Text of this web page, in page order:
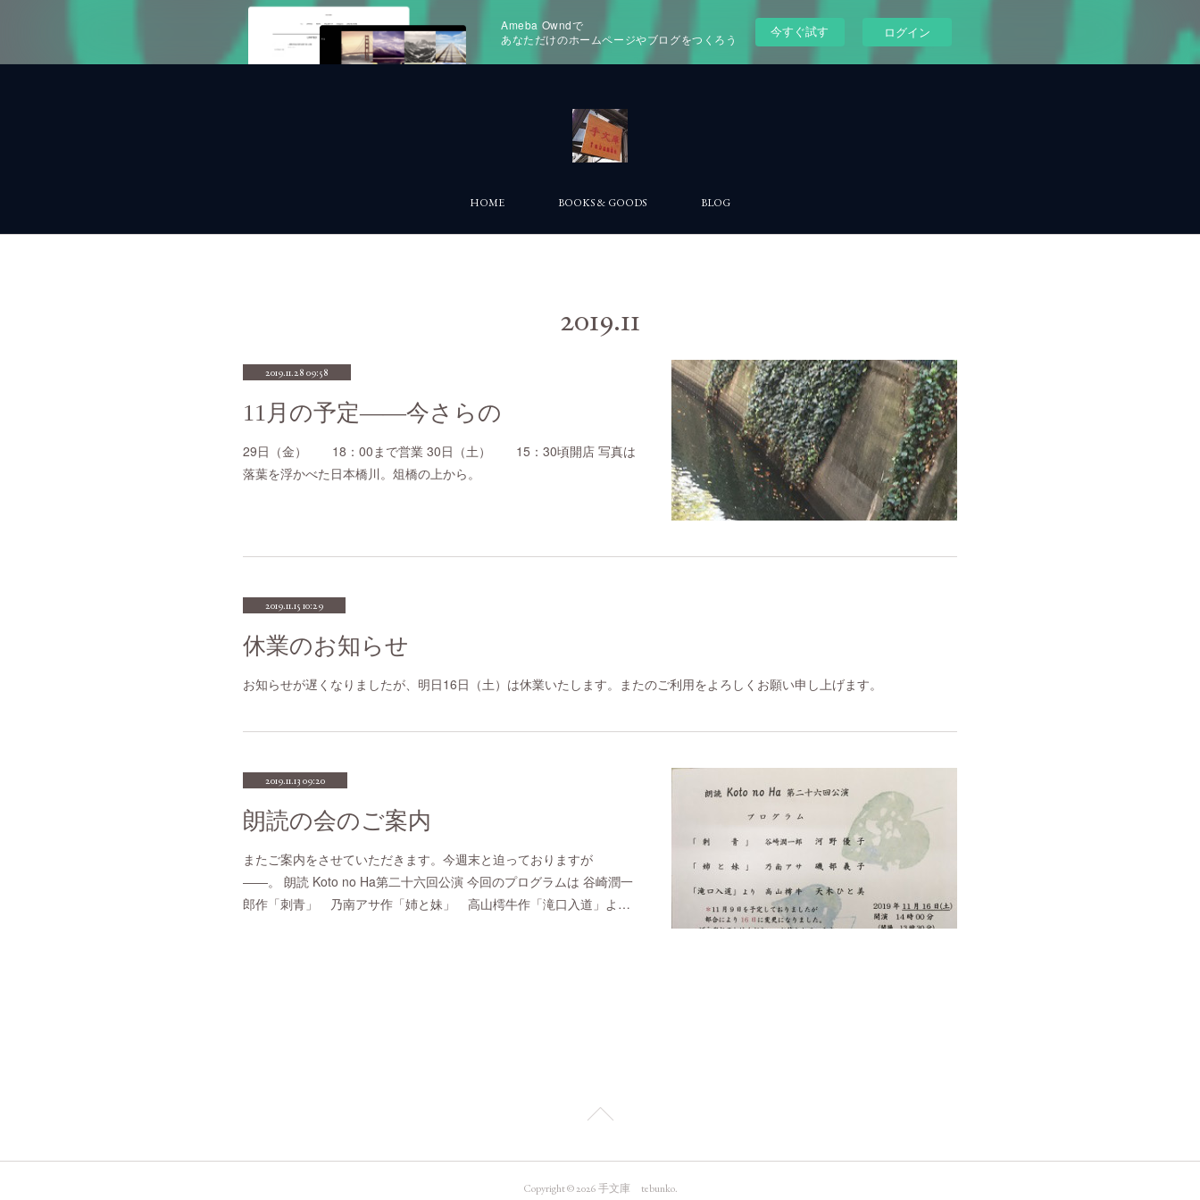
Ameba Owndで
あなただけのホームページやブログをつくろう
今すぐ試す ログイン
HOME BOOKS & GOODS BLOG
2019.11
2019.11.28 09:58
11月の予定――今さらの
29日（金） 18：00まで営業 30日（土） 15：30頃開店 写真は
落葉を浮かべた日本橋川。俎橋の上から。
2019.11.15 10:29
休業のお知らせ
お知らせが遅くなりましたが、明日16日（土）は休業いたします。またのご利用をよろしくお願い申し上げます。
2019.11.13 09:20
朗読の会のご案内
またご案内をさせていただきます。今週末と迫っておりますが
――。 朗読 Koto no Ha第二十六回公演 今回のプログラムは 谷崎潤一
郎作「刺青」 乃南アサ作「姉と妹」 高山樗牛作「滝口入道」よ…
Copyright ©2026手文庫 tebunko.